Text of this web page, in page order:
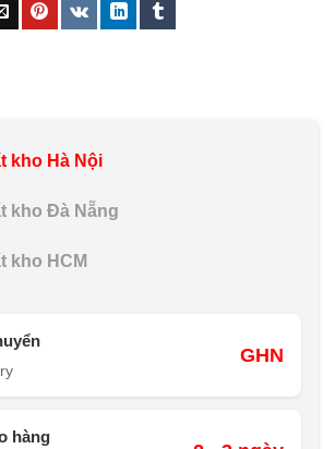
kho Hà Nội
kho Đà Nẵng
kho HCM
GHN
hàng